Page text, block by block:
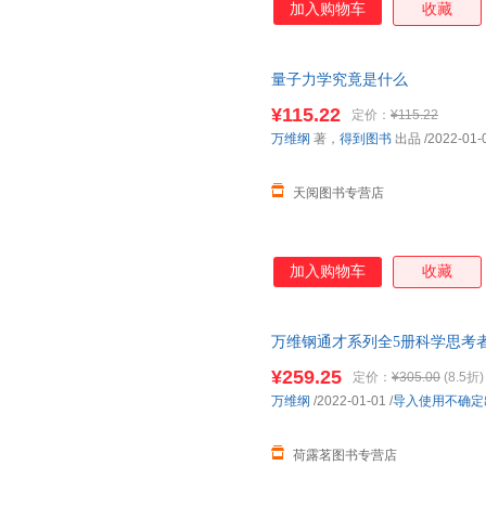
加入购物车 收藏
量子力学究竟是什么
¥115.22 定价： ¥115.22
天阅图书专营店
万维纲 著， 得到图书 出品 /2022-01-
加入购物车 收藏
万维钢通才系列全5册科学思考
¥259.25 定价： ¥305.00 (8.5折)
荷露茗图书专营店
万维纲 /2022-01-01 /导入使用不确